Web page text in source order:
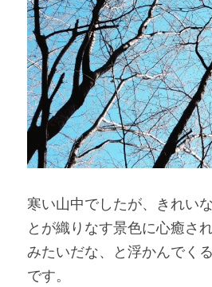
寒い山中でしたが、きれい
とが織りなす景色に心癒さ
みたいだな、と浮かんでく
です。